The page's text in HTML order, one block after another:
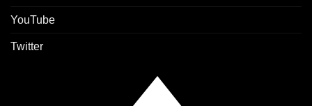
YouTube
Twitter